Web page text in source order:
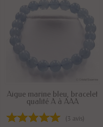
DERNIERS ARTICLES EN STOCK
Aigue marine bleu, bracelet
qualité A à AAA
(3 avis)